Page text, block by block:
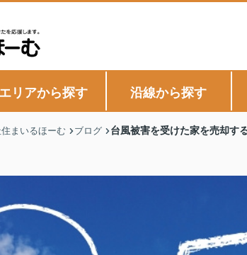
エリアから探す 沿線から探す
まいるほーむ ブログ 台風被害を受けた家を売却す